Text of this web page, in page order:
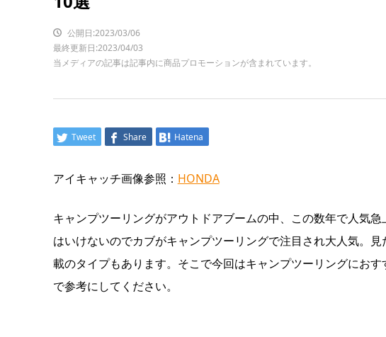
公開日:2023/03/06
最終更新日:2023/04/03
当メディアの記事は記事内に商品プロモーションが含まれています。
Tweet Share Hatena
アイキャッチ画像参照： HONDA
キャンプツーリングがアウトドアブームの中、この数年で人気
はいけないのでカブがキャンプツーリングで注目され大人気。
載のタイプもあります。そこで今回はキャンプツーリングにお
で参考にしてください。